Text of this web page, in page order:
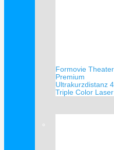
Formovie Theater
Premium
Ultrakurzdistanz
Triple Color